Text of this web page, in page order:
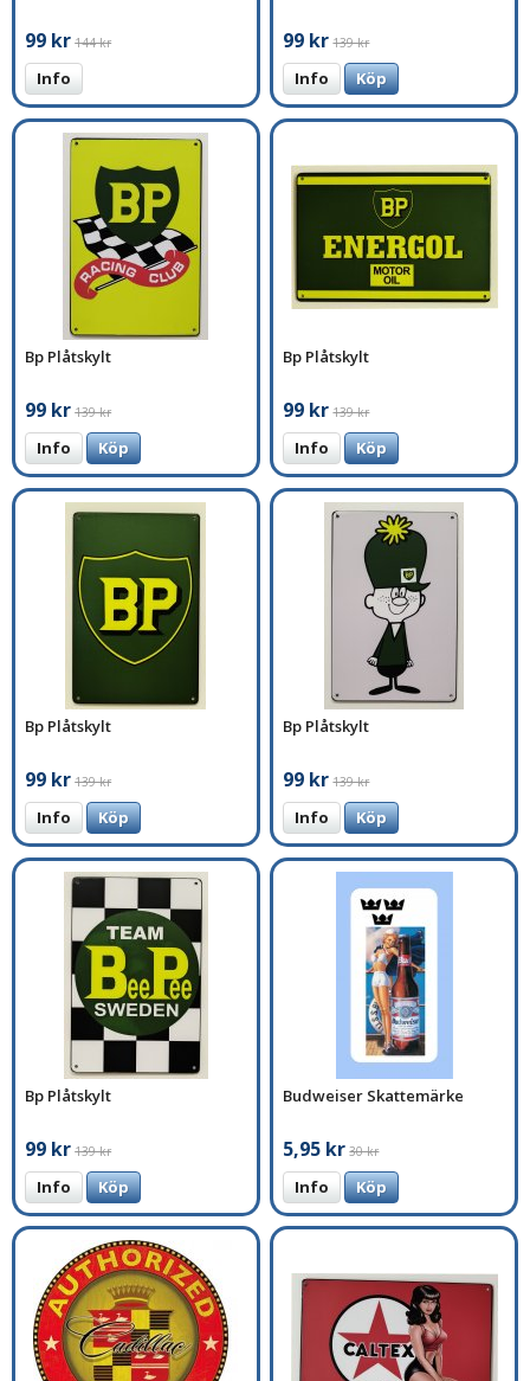
99 kr 144 kr
Info
99 kr 139 kr
Info Köp
Bp Plåtskylt
99 kr 139 kr
Info Köp
Bp Plåtskylt
99 kr 139 kr
Info Köp
Bp Plåtskylt
99 kr 139 kr
Info Köp
Bp Plåtskylt
99 kr 139 kr
Info Köp
Bp Plåtskylt
99 kr 139 kr
Info Köp
Budweiser Skattemärke
5,95 kr 30 kr
Info Köp